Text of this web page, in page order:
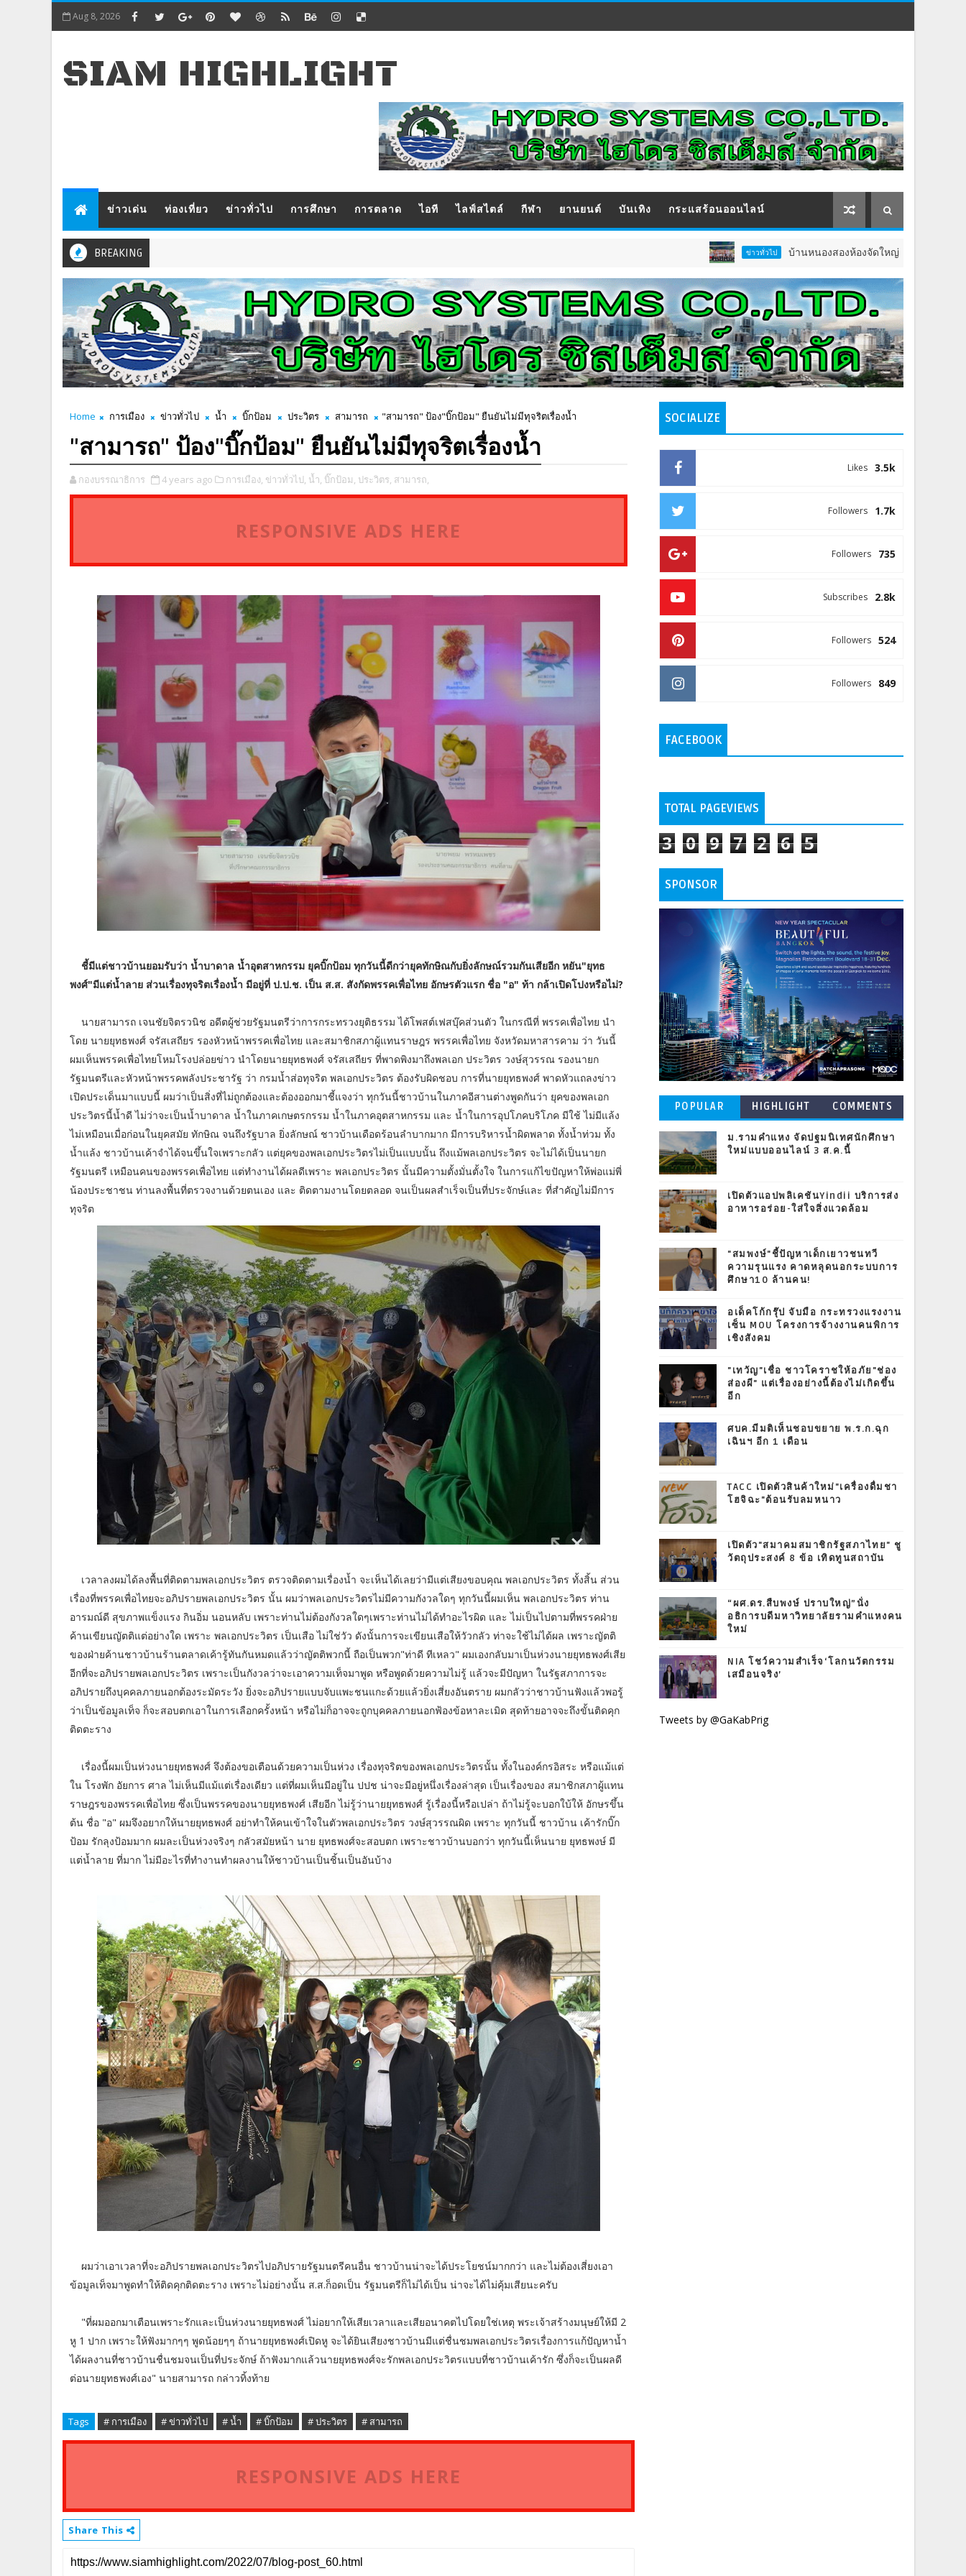
Aug 8, 2026
SIAM HIGHLIGHT
ข่าวเด่น ท่องเที่ยว ข่าวทั่วไป การศึกษา การตลาด ไอที ไลฟ์สไตล์ กีฬา ยานยนต์ บันเทิง กระแสร้อนออนไลน์
BREAKING ข่าวทั่วไป บ้านหนองสองห้องจัดใหญ่ “แห่เทียนพรรษา–ผ้าป่าซาเ
Home การเมือง ข่าวทั่วไป น้ำ บิ๊กป้อม ประวิตร สามารถ "สามารถ" ป้อง"บิ๊กป้อม"​ ยืนยันไม่มีทุจริตเรื่องน้ำ
"สามารถ" ป้อง"บิ๊กป้อม"​ ยืนยันไม่มีทุจริตเรื่องน้ำ
กองบรรณาธิการ 4 years ago การเมือง, ข่าวทั่วไป, น้ำ, บิ๊กป้อม, ประวิตร, สามารถ,
RESPONSIVE ADS HERE
ชี้มีแต่ชาวบ้านยอมรับว่า น้ำบาดาล น้ำอุตสาหกรรม ยุคบิ๊กป้อม ทุกวันนี้ดีกว่ายุคทักษิณกับยิ่งลักษณ์รวมกันเสียอีก หยัน"ยุทธ
พงศ์"มีแต่น้ำลาย ส่วนเรื่องทุจริตเรื่องน้ำ มีอยู่ที่ ป.ป.ช. เป็น ส.ส. สังกัดพรรคเพื่อไทย อักษรตัวแรก ชื่อ "อ" ท้า กล้าเปิดโปงหรือไม่​?
นายสามารถ เจนชัยจิตรวนิช อดีตผู้ช่วยรัฐมนตรีว่าการกระทรวงยุติธรรม ได้โพสต์เฟสบุ๊คส่วนตัว ในกรณีที่ พรรคเพื่อไทย นำ
โดย นายยุทธพงศ์ จรัสเสถียร รองหัวหน้าพรรคเพื่อไทย และสมาชิก​สภา​ผู้แทน​ราษฎร​ พรรคเพื่อไทย จังหวัดมหาสารคาม ว่า วันนี้
ผมเห็นพรรคเพื่อไทยโหมโรงปล่อยข่าว นำโดยนายยุทธพงศ์ จรัสเสถียร​ ที่พาดพิงมาถึงพลเอก ประวิตร วงษ์สุวรรณ รองนายก
รัฐมนตรีและหัวหน้าพรรคพลังประชารัฐ ว่า กรมน้ำส่อทุจริต พลเอกประวิตร ต้องรับผิดชอบ การที่นายยุทธพงศ์ พาดหัวแถลงข่าว
เปิดประเด็นมาแบบนี้ ผมว่าเป็นสิ่งที่ไม่ถูกต้องและต้องออกมาชี้แจงว่า ทุกวันนี้ชาวบ้านในภาคอีสานต่างพูดกันว่า ยุคของพลเอก
ประวิตร​นี้น้ำดี ไม่ว่าจะเป็นน้ำบาดาล น้ำในภาคเกษตรกรรม น้ำในภาคอุตสาหกรรม และ น้ำในการอุปโภคบริโภค มีใช้ ไม่มีแล้ง
ไม่เหมือนเมื่อก่อนในยุคสมัย ทักษิณ​ จนถึง​รัฐบาล​ ยิ่งลักษณ์ ชาวบ้านเดือดร้อนลำบากมาก​ มีการบริหารน้ำผิดพลาด ทั้งน้ำท่วม ทั้ง
น้ำแล้ง ชาวบ้าน​เค้าจำได้จนขึ้นใจเพราะกลัว​ แต่ยุคของพลเอกประวิตร​ไม่เป็นแบบนั้น​ ถึงแม้พลเอกประวิตร จะไม่ได้เป็นนายก
รัฐมนตรี เหมือนคนของพรรคเพื่อไทย​ แต่ทำงานได้ผลดีเพราะ พลเอกประวิตร นั้นมีความตั้งมั่นตั้งใจ ในการแก้ไขปัญหาให้พ่อแม่พี่
น้องประชาชน ท่านลงพื้นที่ตรวจงานด้วยตนเอง และ ติดตามงานโดยตลอด จนเป็นผลสำเร็จเป็นที่ประจักษ์และ​ ที่สำคัญ​ไม่มีการ
ทุจริต​
เวลาลงผมได้ลงพื้นที่ติดตามพลเอกประวิตร ตรวจติดตามเรื่องน้ำ จะเห็นได้เลยว่ามีแต่เสียงขอบคุณ พลเอกประวิตร ทั้งสิ้น ส่วน
เรื่องที่พรรคเพื่อ​ไทย​จะอภิปรายพลเอกประวิตร นั้น ผมว่าพลเอกประวิตรไม่มีความกังวลใดๆ ทุกวันนี้ผมเห็น​ พลเอกประวิตร ท่าน
อารมณ์ดี สุขภาพแข็งแรง กินอิ่ม นอนหลับ เพราะท่านไม่ต้องกังวลใดๆเพราะท่านไม่ได้ทำอะไรผิด และ ไม่เป็นไปตามที่พรรคฝ่าย
ค้านเขียนญัตติแต่อย่างใด เพราะ พลเอกประวิตร เป็นเสือ ไม่ใช่วัว ดังนั้นการจะเขียนเสือให้วัวกลัว ท่าจะใช้ไม่ได้ผล เพราะญัตติ
ของฝ่ายค้านชาวบ้านร้านตลาดเค้ารู้ทันกันหมดแล้วว่าญัตติ​พวกนี้​ ถือเป็น​พวก"ท่าดี ทีเหลว" ผมเองกลับมาเป็นห่วงนายยุทธพงศ์เสีย
อีกที่จะอภิปรายพลเอกประวิตร เพราะเป็นกังวลว่าจะเอาความเท็จมาพูด หรือพูดด้วยความไม่รู้ แล้วจะมีปัญหา ในรัฐสภาการจะ
อภิปรายถึงบุคคลภายนอกต้องระมัดระวัง ยิ่งจะอภิปรายแบบจับแพะชนแกะด้วยแล้วยิ่งเสี่ยงอันตราย ผมกลัวว่าชาวบ้านฟังแล้วพอรู้
ว่าเป็นข้อมูลเท็จ ก็จะสอบตกเอาในการเลือกครั้งหน้า หรือไม่ก็อาจจะถูกบุคคลภายนอกฟ้องข้อหาละเมิด สุดท้ายอาจจะถึงขั้นติดคุก
ติดตะราง
เรื่องนี้ผมเป็นห่วงนายยุทธพงศ์ จึงต้องขอเตือนด้วยความเป็นห่วง เรื่องทุจริตของพลเอกประวิตรนั้น ทั้งในองค์กรอิสระ หรือแม้แต่
ใน โรงพัก อัยการ ศาล ไม่เห็นมีแม้แต่เรื่องเดียว แต่ที่ผมเห็นมีอยู่ใน ปปช น่าจะมีอยู่หนึ่งเรื่องล่าสุด เป็นเรื่องของ สมาชิกสภาผู้แทน
ราษฎรของพรรคเพื่อไทย ซึ่งเป็นพรรคของนายยุทธพงศ์ เสียอีก ไม่รู้ว่านายยุทธพงศ์ รู้เรื่องนี้หรือเปล่า ถ้าไม่รู้จะบอกใบ้ให้ อักษรขึ้น
ต้น ชื่อ "อ" ผมจึงอยากให้นายยุทธพงศ์​ อย่าทำให้คนเข้าใจในตัวพลเอกประวิตร วงษ์สุวรรณผิด เพราะ ทุกวันนี้ ชาวบ้าน เค้ารักบิ๊ก
ป้อม รักลุงป้อมมาก ผมละเป็นห่วงจริงๆ กลัวสมัยหน้า นาย ยุทธพงศ์จะสอบตก เพราะชาวบ้านบอกว่า ทุกวันนี้เห็นนาย ยุทธพงษ์ มี
แต่น้ำลาย ที่มาก ไม่มีอะไรที่ทำงานทำผลงานให้ชาวบ้านเป็นชิ้นเป็นอันบ้าง
ผมว่าเอาเวลาที่จะอภิปรายพลเอกประวิตรไปอภิปรายรัฐมนตรีคนอื่น ชาวบ้านน่าจะได้ประโยชน์มากกว่า และไม่ต้องเสี่ยงเอา
ข้อมูลเท็จมาพูดทำให้ติดคุกติดตะราง เพราะ​ไม่อย่างนั้น ส.ส.ก็อดเป็น รัฐมนตรีก็ไม่ได้เป็น น่าจะได้ไม่คุ้มเสียนะครับ
"ที่ผมออกมาเตือนเพราะรักและเป็นห่วงนายยุทธพงศ์ ไม่อยากให้เสียเวลาและเสียอนาคตไปโดยใช่เหตุ พระเจ้าสร้างมนุษย์​ให้มี​ 2
หู​ 1 ปาก​ เพราะให้ฟังมากๆๆ​ พูดน้อยๆๆ​ ถ้านายยุทธพงศ์​เปิดหู จะได้ยินเสียงชาวบ้านมีแต่ชื่นชมพลเอกประวิตร​เรื่องการแก้ปัญหาน้ำ
ได้ผลงานที่ชาวบ้านชื่นชมจนเป็นที่ประจักษ์​ ถ้าฟังมากแล้วนายยุทธพงศ์​จะรักพลเอกประวิตร​แบบที่ชาวบ้าน​เค้ารัก​ ซึ่งก็จะเป็นผลดี
ต่อนายยุทธพงศ์​เอง" นาย​สามารถ​ กล่าวทิ้งท้าย
Tags # การเมือง # ข่าวทั่วไป # น้ำ # บิ๊กป้อม # ประวิตร # สามารถ
RESPONSIVE ADS HERE
Share This
SOCIALIZE
3.5k
Likes
1.7k
Followers
735
Followers
2.8k
Subscribes
524
Followers
849
Followers
FACEBOOK
TOTAL PAGEVIEWS
3 0 9 7 2 6 5
SPONSOR
POPULAR
POSTS
HIGHLIGHT COMMENTS
ม.รามคำแหง จัดปฐมนิเทศนักศึกษา
ใหม่แบบออนไลน์ 3 ส.ค.นี้
เปิดตัวแอปพลิเคชันYindii บริการส่ง
อาหารอร่อย-ใส่ใจสิ่งแวดล้อม
"สมพงษ์"ชี้ปัญหาเด็กเยาวชนทวี
ความรุนแรง คาดหลุดนอกระบบการ
ศึกษา10 ล้านคน!
อเด็คโก้กรุ๊ป จับมือ กระทรวงแรงงาน
เซ็น MOU โครงการจ้างงานคนพิการ
เชิงสังคม
"เทวัญ"เชื่อ ชาวโคราชให้อภัย"ช่อง
ส่องผี" แต่เรื่องอย่างนี้ต้องไม่เกิดขึ้น
อีก
ศบค.มีมติเห็นชอบขยาย พ.ร.ก.ฉุก
เฉินฯ อีก 1 เดือน
TACC เปิดตัวสินค้าใหม่"เครื่องดื่มชา
โฮจิฉะ"ต้อนรับลมหนาว
เปิดตัว"สมาคมสมาชิกรัฐสภาไทย" ชู
วัตถุประสงค์ 8 ข้อ เทิดทูนสถาบัน
“ผศ.ดร.สืบพงษ์ ปราบใหญ่”นั่ง
อธิการบดีมหาวิทยาลัยรามคำแหงคน
ใหม่
NIA โชว์ความสำเร็จ‘โลกนวัตกรรม
เสมือนจริง’
Tweets by @GaKabPrig